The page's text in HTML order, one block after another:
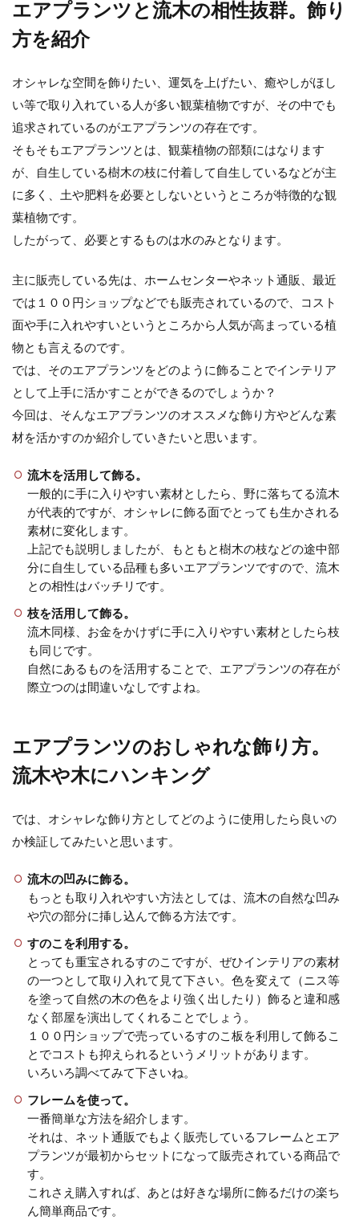
めの種類と育て方の基本
初めて観葉植物を育てるという場合には、ど
のような種類が育てやすいのか、その品種の
見極めが大切です。育...
の正体と対処法を紹介
幹の部分や根っこの部分に特徴があるガジュ
マルですが、育てやすいこともあり人気の観
葉植物でもあります。...
観葉植物の育て方について。 生命力の代名詞
んか？ ...
観葉植物にわくコバエは土が原因。
コバエの駆除方法と対策とは
時はショックですね。 どこから発生している
ゼ？気根の育て方
モンステラの気根が伸びないときにはどんな
増やしたいの...
簡単。やり方と注意点を確認
置ける小さいタイプのものから、リビングに
置くインテリアとして...
観葉植物の種類で大型タイプのもの
と特徴をイメージ別で紹介
に、観葉植物があるといいですね。 大型の観
葉植物を置くと...
エアプランツと流木の相性抜群。飾り
方を紹介
オシャレな空間を飾りたい、運気を上げたい、癒やしがほし
い等で取り入れている人が多い観葉植物ですが、その中でも
追求されているのがエアプランツの存在です。
そもそもエアプランツとは、観葉植物の部類にはなります
が、自生している樹木の枝に付着して自生しているなどが主
に多く、土や肥料を必要としないというところが特徴的な観
葉植物です。
したがって、必要とするものは水のみとなります。
主に販売している先は、ホームセンターやネット通販、最近
では１００円ショップなどでも販売されているので、コスト
面や手に入れやすいというところから人気が高まっている植
物とも言えるのです。
では、そのエアプランツをどのように飾ることでインテリア
として上手に活かすことができるのでしょうか？
今回は、そんなエアプランツのオススメな飾り方やどんな素
材を活かすのか紹介していきたいと思います。
流木を活用して飾る。
一般的に手に入りやすい素材としたら、野に落ちてる流木
が代表的ですが、オシャレに飾る面でとっても生かされる
素材に変化します。
上記でも説明しましたが、もともと樹木の枝などの途中部
分に自生している品種も多いエアプランツですので、流木
との相性はバッチリです。
枝を活用して飾る。
流木同様、お金をかけずに手に入りやすい素材としたら枝
も同じです。
自然にあるものを活用することで、エアプランツの存在が
際立つのは間違いなしですよね。
エアプランツのおしゃれな飾り方。
流木や木にハンキング
では、オシャレな飾り方としてどのように使用したら良いの
か検証してみたいと思います。
流木の凹みに飾る。
もっとも取り入れやすい方法としては、流木の自然な凹み
や穴の部分に挿し込んで飾る方法です。
すのこを利用する。
とっても重宝されるすのこですが、ぜひインテリアの素材
の一つとして取り入れて見て下さい。色を変えて（ニス等
を塗って自然の木の色をより強く出したり）飾ると違和感
なく部屋を演出してくれることでしょう。
１００円ショップで売っているすのこ板を利用して飾るこ
とでコストも抑えられるというメリットがあります。
いろいろ調べてみて下さいね。
フレームを使って。
一番簡単な方法を紹介します。
それは、ネット通販でもよく販売しているフレームとエア
プランツが最初からセットになって販売されている商品で
す。
これさえ購入すれば、あとは好きな場所に飾るだけの楽ち
ん簡単商品です。